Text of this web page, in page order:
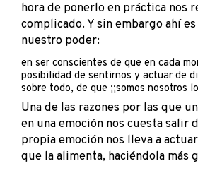
hora de ponerlo en práctica nos
complicado. Y sin embargo ahí
nuestro poder:
en ser conscientes de que en cada
posibilidad de sentirnos y actuar de
sobre todo, de que ¡¡somos nosotros
Una de las razones por las que
en una emoción nos cuesta salir
propia emoción nos lleva a
que la alimenta, haciéndola más